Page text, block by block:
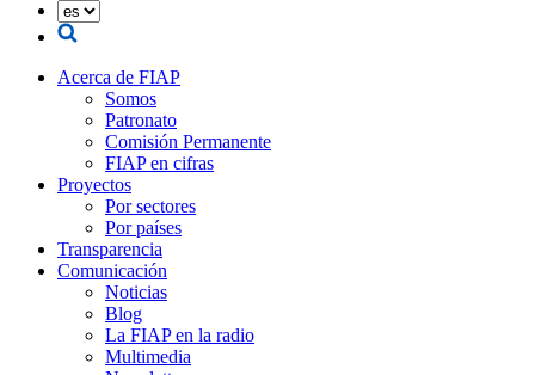
Acerca de FIAP
Somos
Patronato
Comisión Permanente
FIAP en cifras
Proyectos
Por sectores
Por países
Transparencia
Comunicación
Noticias
Blog
La FIAP en la radio
Multimedia